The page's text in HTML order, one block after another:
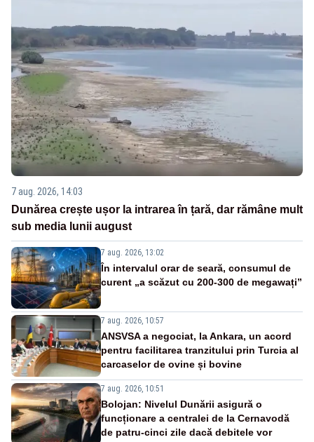
7 aug. 2026, 14:03
Dunărea crește ușor la intrarea în țară, dar rămâne mult
sub media lunii august
7 aug. 2026, 13:02
În intervalul orar de seară, consumul de
curent „a scăzut cu 200-300 de megawați”
7 aug. 2026, 10:57
ANSVSA a negociat, la Ankara, un acord
pentru facilitarea tranzitului prin Turcia al
carcaselor de ovine și bovine
7 aug. 2026, 10:51
Bolojan: Nivelul Dunării asigură o
funcționare a centralei de la Cernavodă
de patru-cinci zile dacă debitele vor